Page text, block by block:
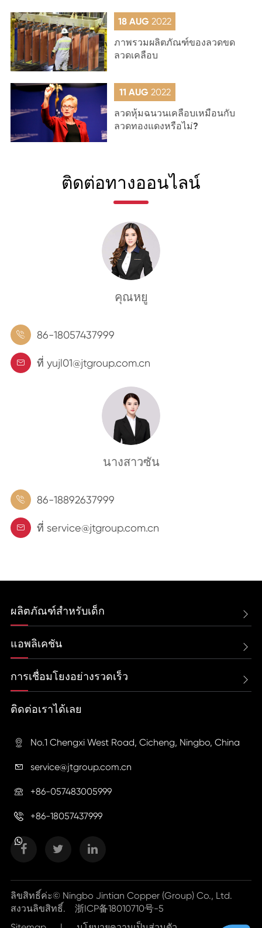
18 AUG2022
ภาพรวมผลิตภัณฑ์ของลวดขด
ลวดเคลือบ
11 AUG 2022
ลวดหุ้มฉนวนเคลือบเหมือนกับ
ลวดทองแดงหรือไม่?
ติดต่อทางออนไลน์
คุณหยู
 86-18057437999
 ที่ yujl01@jtgroup.com.cn
นางสาวซัน
 86-18892637999
 ที่ service@jtgroup.com.cn
ผลิตภัณฑ์สำหรับเด็ก 
แอพลิเคชัน 
การเชื่อมโยงอย่างรวดเร็ว 
ติดต่อเราได้เลย
 No.1 Chengxi West Road, Cicheng, Ningbo, China
 service@jtgroup.com.cn
 +86-057483005999
 +86-18057437999
ลิขสิทธิ์ค่ะ© Ningbo Jintian Copper (Group) Co., Ltd.
สงวนลิขสิทธิ์. 浙ICP备18010710号-5